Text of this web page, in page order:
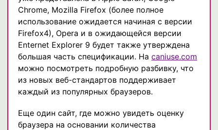
Chrome, Mozilla Firefox (более полное
использование ожидается начиная с версии
Firefox4), Opera и в ожидающейся версии
Enternet Explorer 9 будет также утверждена
большая часть спецификации. На caniuse.com
можно посмотреть подробную разбивку, что
из новых веб-стандартов поддерживает
каждый из популярных браузеров.
Еще один сайт, где можно увидеть оценку
браузера на основании количества